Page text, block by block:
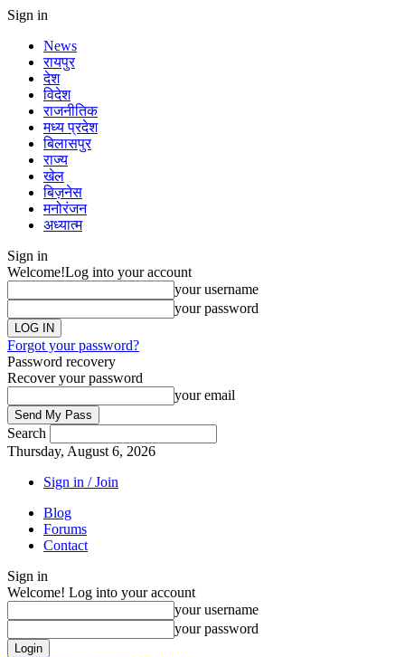
Sign in
News
रायपुर
देश
विदेश
राजनीतिक
मध्य प्रदेश
बिलासपुर
राज्य
खेल
बिज़नेस
मनोरंजन
अध्यात्म
Sign in
Welcome!Log into your account
your username
your password
Forgot your password?
Password recovery
Recover your password
your email
Search
Thursday, August 6, 2026
Sign in / Join
Blog
Forums
Contact
Sign in
Welcome! Log into your account
your username
your password